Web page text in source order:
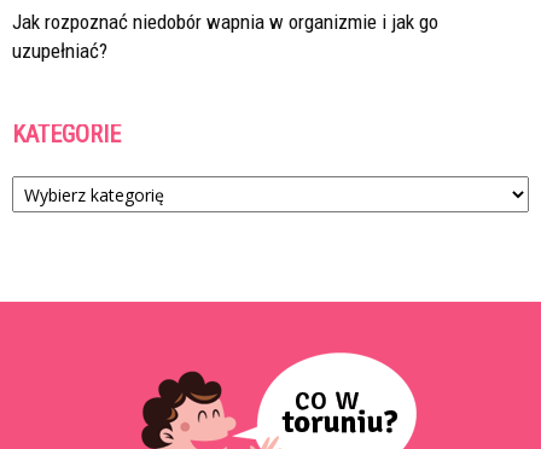
Jak rozpoznać niedobór wapnia w organizmie i jak go
uzupełniać?
KATEGORIE
Kategorie